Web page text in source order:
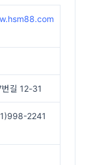
길 12-31
2241